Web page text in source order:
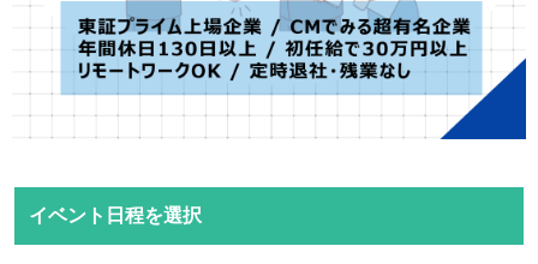
イベント日程を選択